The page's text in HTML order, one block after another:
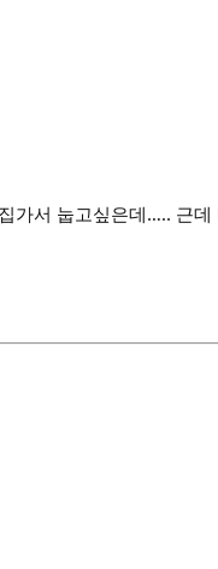
가서 눕고싶은데….. 근